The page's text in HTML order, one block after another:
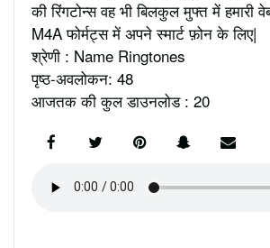
की रिंगटोन्स वह भी बिलकुल मुफ्त में हमारी
M4A फोर्मट्स में अपने स्मार्ट फ़ोन के लिए|
श्रेणी : Name Ringtones
पृष्ठ-अवलोकन: 48
आजतक की कुल डाउनलोड : 20